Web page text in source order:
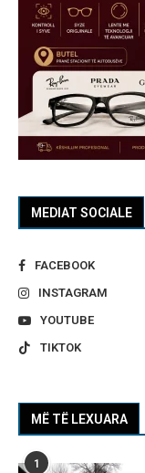
MEDIAT SOCIALE
FACEBOOK
INSTAGRAM
YOUTUBE
TIKTOK
MË TË LEXUARA
1